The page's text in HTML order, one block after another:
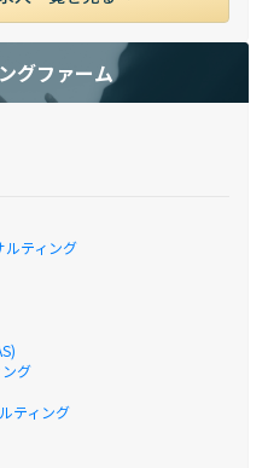
グファーム
ルティング
グ
ティング